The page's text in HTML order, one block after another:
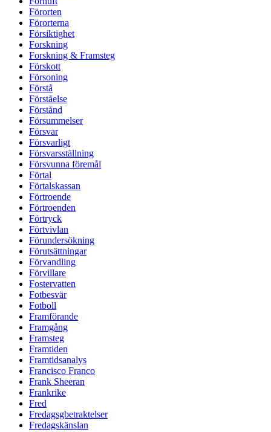
Förorten
Förorterna
Försiktighet
Forskning
Forskning & Framsteg
Förskott
Försoning
Förstå
Förståelse
Förstånd
Försummelser
Försvar
Försvarligt
Försvarsställning
Försvunna föremål
Förtal
Förtalskassan
Förtroende
Förtroenden
Förtryck
Förtvivlan
Förundersökning
Förutsättningar
Förvandling
Förvillare
Fostervatten
Fotbesvär
Fotboll
Framförande
Framgång
Framsteg
Framtiden
Framtidsanalys
Francisco Franco
Frank Sheeran
Frankrike
Fred
Fredagsgbetraktelser
Fredagskänslan